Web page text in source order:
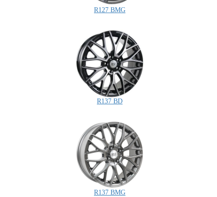
R127 BMG
R137 BD
R137 BMG